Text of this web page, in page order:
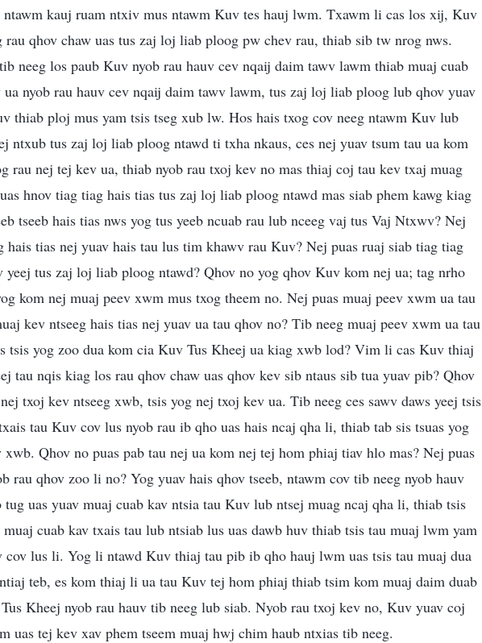
ntawm kauj ruam ntxiv mus ntawm Kuv tes hauj lwm. Txawm li cas los xij, Kuv
rau qhov chaw uas tus zaj loj liab ploog pw chev rau, thiab sib tw nrog nws.
neeg los paub Kuv nyob rau hauv cev nqaij daim tawv lawm thiab muaj cuab
nyob rau hauv cev nqaij daim tawv lawm, tus zaj loj liab ploog lub qhov yuav
thiab ploj mus yam tsis tseg xub lw. Hos hais txog cov neeg ntawm Kuv lub
ntxub tus zaj loj liab ploog ntawd ti txha nkaus, ces nej yuav tsum tau ua kom
rau nej tej kev ua, thiab nyob rau txoj kev no mas thiaj coj tau kev txaj muag
hnov tiag tiag hais tias tus zaj loj liab ploog ntawd mas siab phem kawg kiag
tseeb hais tias nws yog tus yeeb ncuab rau lub nceeg vaj tus Vaj Ntxwv? Nej
hais tias nej yuav hais tau lus tim khawv rau Kuv? Nej puas ruaj siab tiag tiag
yeej tus zaj loj liab ploog ntawd? Qhov no yog qhov Kuv kom nej ua; tag nrho
kom nej muaj peev xwm mus txog theem no. Nej puas muaj peev xwm ua tau
kev ntseeg hais tias nej yuav ua tau qhov no? Tib neeg muaj peev xwm ua tau
tsis yog zoo dua kom cia Kuv Tus Kheej ua kiag xwb lod? Vim li cas Kuv thiaj
tau nqis kiag los rau qhov chaw uas qhov kev sib ntaus sib tua yuav pib? Qhov
txoj kev ntseeg xwb, tsis yog nej txoj kev ua. Tib neeg ces sawv daws yeej tsis
tau Kuv cov lus nyob rau ib qho uas hais ncaj qha li, thiab tab sis tsuas yog
Qhov no puas pab tau nej ua kom nej tej hom phiaj tiav hlo mas? Nej puas
rau qhov zoo li no? Yog yuav hais qhov tseeb, ntawm cov tib neeg nyob hauv
uas yuav muaj cuab kav ntsia tau Kuv lub ntsej muag ncaj qha li, thiab tsis
cuab kav txais tau lub ntsiab lus uas dawb huv thiab tsis tau muaj lwm yam
cov lus li. Yog li ntawd Kuv thiaj tau pib ib qho hauj lwm uas tsis tau muaj dua
teb, es kom thiaj li ua tau Kuv tej hom phiaj thiab tsim kom muaj daim duab
Kheej nyob rau hauv tib neeg lub siab. Nyob rau txoj kev no, Kuv yuav coj
uas tej kev xav phem tseem muaj hwj chim haub ntxias tib neeg.